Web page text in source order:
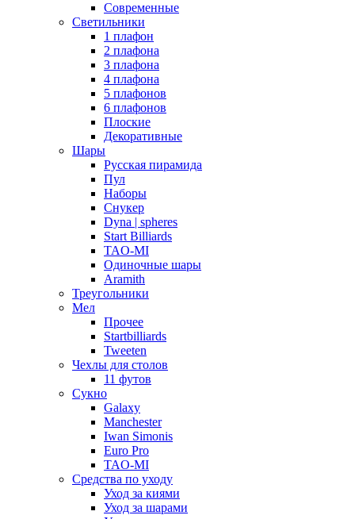
Современные
Светильники
1 плафон
2 плафона
3 плафона
4 плафона
5 плафонов
6 плафонов
Плоские
Декоративные
Шары
Русская пирамида
Пул
Наборы
Снукер
Dyna | spheres
Start Billiards
TAO-MI
Одиночные шары
Aramith
Треугольники
Мел
Прочее
Startbilliards
Tweeten
Чехлы для столов
11 футов
Сукно
Galaxy
Manchester
Iwan Simonis
Euro Pro
TAO-MI
Средства по уходу
Уход за киями
Уход за шарами